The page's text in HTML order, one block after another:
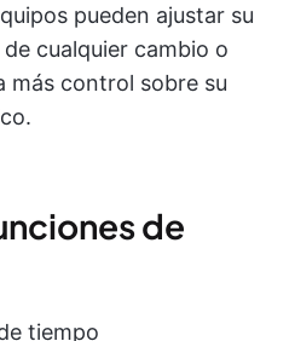
pueden ajustar su
cualquier cambio o
más control sobre su
de
tiempo